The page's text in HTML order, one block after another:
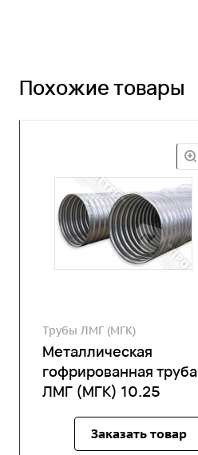
Похожие товары
Трубы ЛМГ (МГК)
Металлическая
гофрированная труба
ЛМГ (МГК) 10.25
Заказать товар